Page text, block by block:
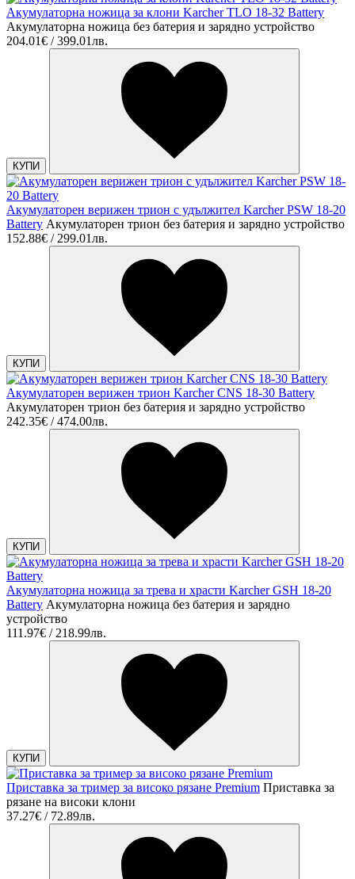
Акумулаторна ножица за клони Karcher TLO 18-32 Battery
Акумулаторна ножица без батерия и зарядно устройство
204.01€ / 399.01лв.
КУПИ
Акумулаторен верижен трион с удължител Karcher PSW 18-20
Battery Акумулаторен трион без батерия и зарядно устройство
152.88€ / 299.01лв.
КУПИ
Акумулаторен верижен трион Karcher CNS 18-30 Battery
Акумулаторен трион без батерия и зарядно устройство
242.35€ / 474.00лв.
КУПИ
Акумулаторна ножица за трева и храсти Karcher GSH 18-20
Battery Акумулаторна ножица без батерия и зарядно
устройство
111.97€ / 218.99лв.
КУПИ
Приставка за тример за високо рязане Premium Приставка за
рязане на високи клони
37.27€ / 72.89лв.